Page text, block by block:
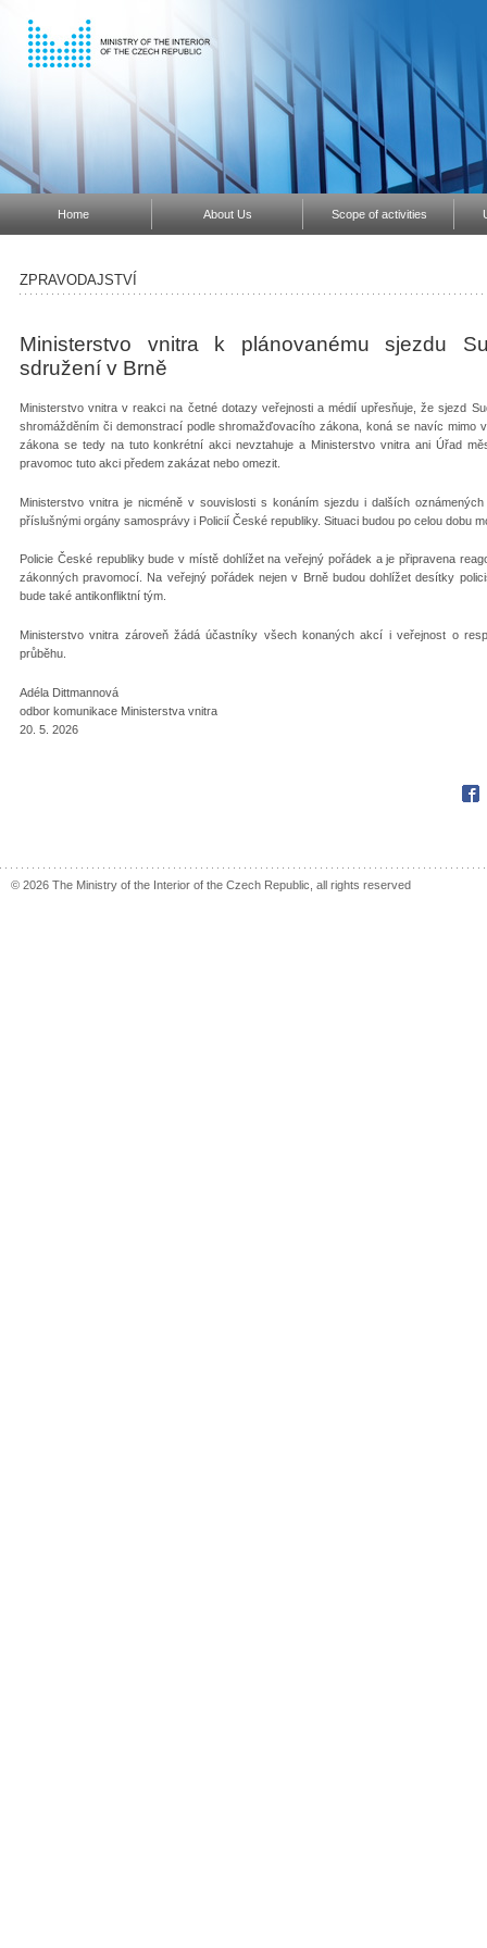
Home About Us Scope of activities
ZPRAVODAJSTVÍ
Ministerstvo vnitra k plánovanému sjezdu
sdružení v Brně
Ministerstvo vnitra v reakci na četné dotazy veřejnosti a médií upřesňuje, že sjezd
shromážděním či demonstrací podle shromažďovacího zákona, koná se navíc mimo
zákona se tedy na tuto konkrétní akci nevztahuje a Ministerstvo vnitra ani Úřad
pravomoc tuto akci předem zakázat nebo omezit.
Ministerstvo vnitra je nicméně v souvislosti s konáním sjezdu i dalších
příslušnými orgány samosprávy i Policií České republiky. Situaci budou po celou dobu
Policie České republiky bude v místě dohlížet na veřejný pořádek a je připravena
zákonných pravomocí. Na veřejný pořádek nejen v Brně budou dohlížet desítky
bude také antikonfliktní tým.
Ministerstvo vnitra zároveň žádá účastníky všech konaných akcí i veřejnost o
průběhu.
Adéla Dittmannová
odbor komunikace Ministerstva vnitra
20. 5. 2026
© 2026 The Ministry of the Interior of the Czech Republic, all rights reserved